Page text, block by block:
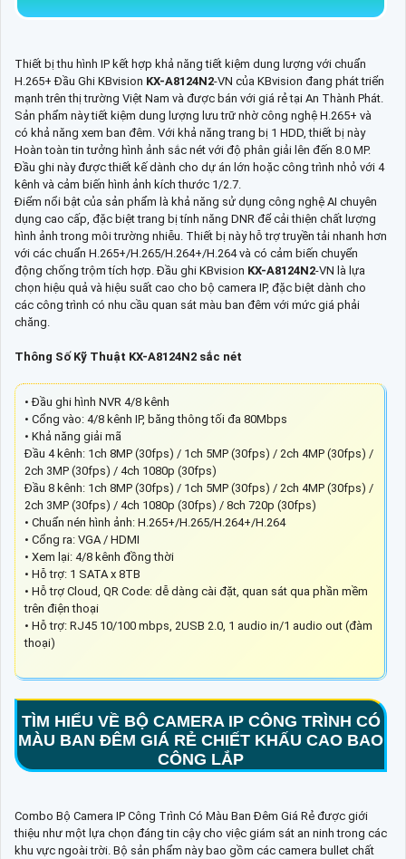
Thiết bị thu hình IP kết hợp khả năng tiết kiệm dung lượng với chuẩn
H.265+ Đầu Ghi KBvision KX-A8124N2-VN của KBvision đang phát triển
mạnh trên thị trường Việt Nam và được bán với giá rẻ tại An Thành Phát.
Sản phẩm này tiết kiệm dung lượng lưu trữ nhờ công nghệ H.265+ và
có khả năng xem ban đêm. Với khả năng trang bị 1 HDD, thiết bị này
Hoàn toàn tin tưởng hình ảnh sắc nét với độ phân giải lên đến 8.0 MP.
Đầu ghi này được thiết kế dành cho dự án lớn hoặc công trình nhỏ với 4
kênh và cảm biến hình ảnh kích thước 1/2.7.
Điểm nổi bật của sản phẩm là khả năng sử dụng công nghệ AI chuyên
dụng cao cấp, đặc biệt trang bị tính năng DNR để cải thiện chất lượng
hình ảnh trong môi trường nhiễu. Thiết bị này hỗ trợ truyền tải nhanh hơn
với các chuẩn H.265+/H.265/H.264+/H.264 và có cảm biến chuyển
động chống trộm tích hợp. Đầu ghi KBvision KX-A8124N2-VN là lựa
chọn hiệu quả và hiệu suất cao cho bộ camera IP, đặc biệt dành cho
các công trình có nhu cầu quan sát màu ban đêm với mức giá phải
chăng.
Thông Số Kỹ Thuật KX-A8124N2 sắc nét
• Đầu ghi hình NVR 4/8 kênh
• Cổng vào: 4/8 kênh IP, băng thông tối đa 80Mbps
• Khả năng giải mã
Đầu 4 kênh: 1ch 8MP (30fps) / 1ch 5MP (30fps) / 2ch 4MP (30fps) /
2ch 3MP (30fps) / 4ch 1080p (30fps)
Đầu 8 kênh: 1ch 8MP (30fps) / 1ch 5MP (30fps) / 2ch 4MP (30fps) /
2ch 3MP (30fps) / 4ch 1080p (30fps) / 8ch 720p (30fps)
• Chuẩn nén hình ảnh: H.265+/H.265/H.264+/H.264
• Cổng ra: VGA / HDMI
• Xem lại: 4/8 kênh đồng thời
• Hỗ trợ: 1 SATA x 8TB
• Hỗ trợ Cloud, QR Code: dễ dàng cài đặt, quan sát qua phần mềm
trên điện thoại
• Hỗ trợ: RJ45 10/100 mbps, 2USB 2.0, 1 audio in/1 audio out (đàm
thoại)
TÌM HIỂU VỀ BỘ CAMERA IP CÔNG TRÌNH CÓ
MÀU BAN ĐÊM GIÁ RẺ CHIẾT KHẤU CAO BAO
CÔNG LẮP
Combo Bộ Camera IP Công Trình Có Màu Ban Đêm Giá Rẻ được giới
thiệu như một lựa chọn đáng tin cậy cho việc giám sát an ninh trong các
khu vực ngoài trời. Bộ sản phẩm này bao gồm các camera bullet chất